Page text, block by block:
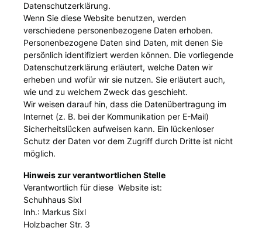
Datenschutzerklärung.
Wenn Sie diese Website benutzen, werden
verschiedene personenbezogene Daten erhoben.
Personenbezogene Daten sind Daten, mit denen Sie
persönlich identifiziert werden können. Die vorliegende
Datenschutzerklärung erläutert, welche Daten wir
erheben und wofür wir sie nutzen. Sie erläutert auch,
wie und zu welchem Zweck das geschieht.
Wir weisen darauf hin, dass die Datenübertragung im
Internet (z. B. bei der Kommunikation per E-Mail)
Sicherheitslücken aufweisen kann. Ein lückenloser
Schutz der Daten vor dem Zugriff durch Dritte ist nicht
möglich.
Hinweis zur verantwortlichen Stelle
Verantwortlich für diese Website ist:
Schuhhaus Sixl
Inh.: Markus Sixl
Holzbacher Str. 3